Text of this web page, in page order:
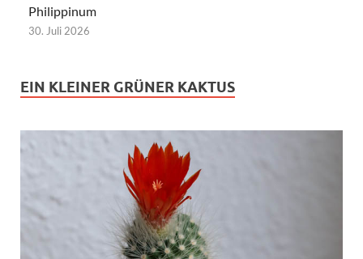
Philippinum
30. Juli 2026
EIN KLEINER GRÜNER KAKTUS